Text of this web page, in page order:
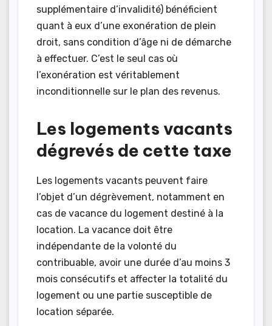
supplémentaire d’invalidité) bénéficient
quant à eux d’une exonération de plein
droit, sans condition d’âge ni de démarche
à effectuer. C’est le seul cas où
l’exonération est véritablement
inconditionnelle sur le plan des revenus.
Les logements vacants
dégrevés de cette taxe
Les logements vacants peuvent faire
l’objet d’un dégrèvement, notamment en
cas de vacance du logement destiné à la
location. La vacance doit être
indépendante de la volonté du
contribuable, avoir une durée d’au moins 3
mois consécutifs et affecter la totalité du
logement ou une partie susceptible de
location séparée.